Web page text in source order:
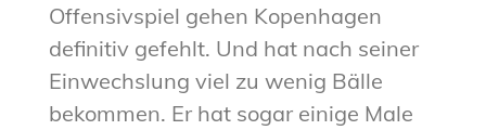
Offensivspiel gehen Kopenhagen
definitiv gefehlt. Und hat nach seiner
Einwechslung viel zu wenig Bälle
bekommen. Er hat sogar einige Male